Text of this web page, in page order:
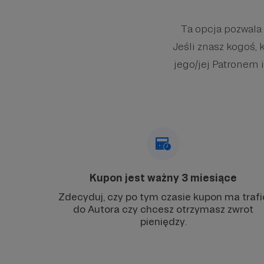
Ta opcja
Jeśli znasz kogoś,
jego/jej Patronem
Kupon jest ważny 3 miesiące
Zdecyduj, czy po tym czasie kupon ma
do Autora czy chcesz otrzymasz zwrot
pieniędzy.